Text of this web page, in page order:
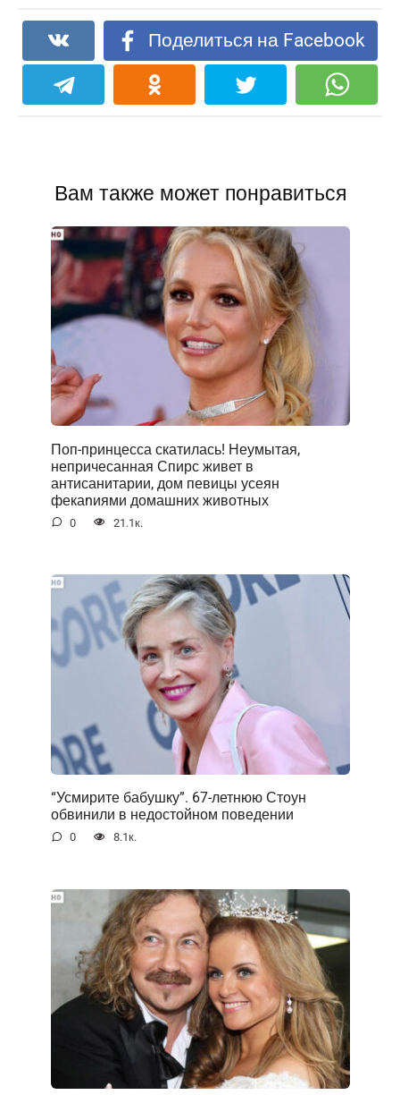
Поделиться на Facebook
Вам также может понравиться
Поп-принцесса скатилась! Неумытая,
непричесанная Спирс живет в
антисанитарии, дом певицы усеян
фекаnиями домашних животных
0 21.1к.
“Усмирите бабушку”. 67-летнюю Стоун
обвинили в недостойном поведении
0 8.1к.